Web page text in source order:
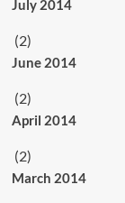
July 2014
(2)
June 2014
(2)
April 2014
(2)
March 2014